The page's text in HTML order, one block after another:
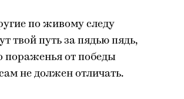
по живому следу
твой путь за пядью пядь,
пораженья от победы
не должен отличать.